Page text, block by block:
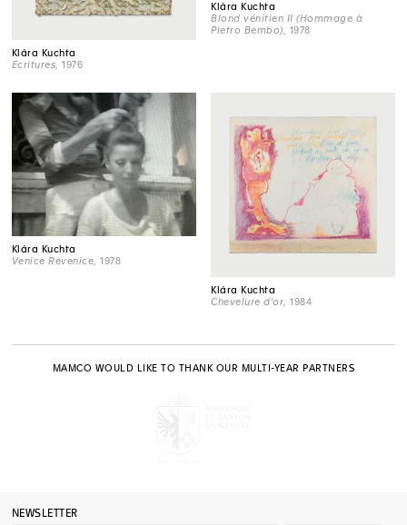
Klára Kuchta
Ecritures , 1976
Klára Kuchta
Blond vénitien II (Hommage à
Pietro Bembo) , 1978
Klára Kuchta
Venice Revenice , 1978
Klára Kuchta
Chevelure d'or , 1984
MAMCO WOULD LIKE TO THANK OUR MULTI-YEAR PARTNERS
NEWSLETTER